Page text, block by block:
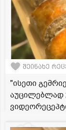
შეინახე
"ისეთი
აუცილებლად